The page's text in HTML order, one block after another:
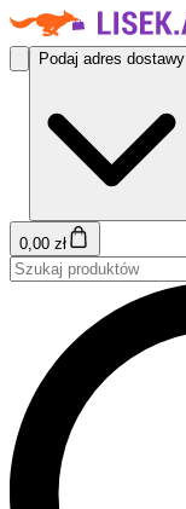
Podaj adres dostawy
0,00 zł